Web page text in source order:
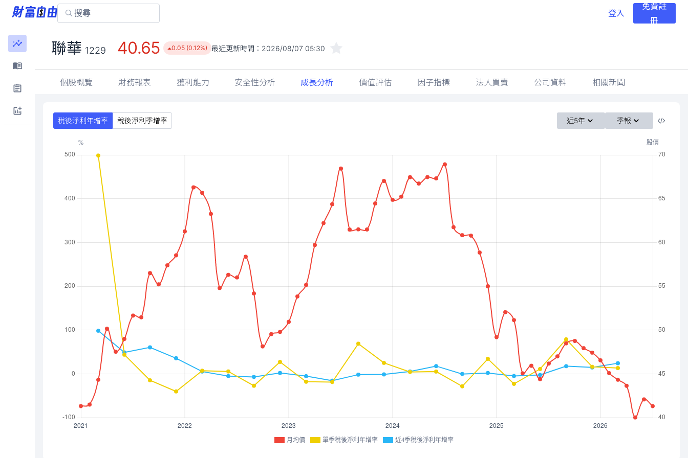
登入
免費註
冊
聯華 1229 40.65 0.05 (0.12%) 最近更新時間： 2026/08/07 05:30
個股概覽 財務報表 獲利能力 安全性分析 成長分析 價值評估 因子指標 法人買賣 公司資料 相關新聞
稅後淨利年增率 稅後淨利季增率 近5年 季報
月均價 單季稅後淨利年增率 近4季稅後淨利年增率